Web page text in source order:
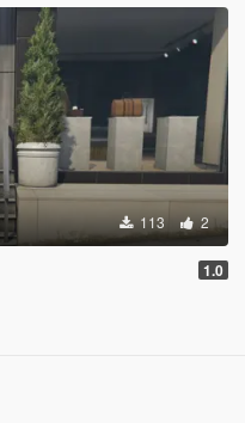
113 2
1.0